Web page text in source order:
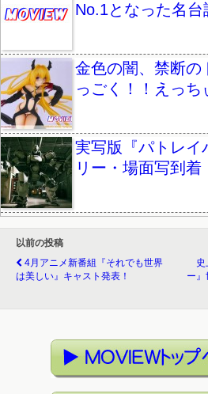
No.1となった名台
金色の闇、禁断の
っごく！！えっち
実写版『パトレイ
リー・場面写到着
以前の投稿
4月アニメ新番組『それでも世界
は美しい』キャスト発表！
史
ー』